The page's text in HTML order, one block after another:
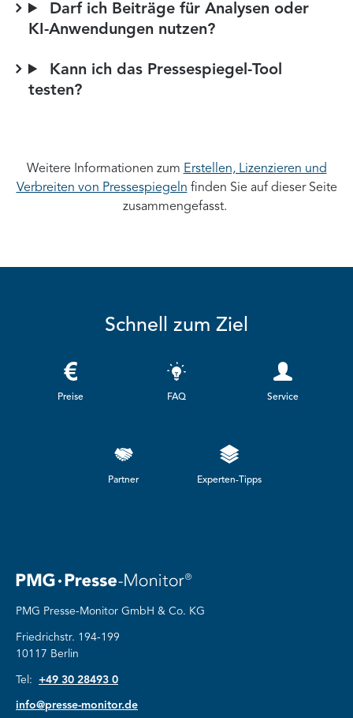
Darf ich Beiträge für Analysen oder
KI-Anwendungen nutzen?
Kann ich das Pressespiegel-Tool
testen?
Weitere Informationen zum Erstellen, Lizenzieren und
Verbreiten von Pressespiegeln finden Sie auf dieser Seite
zusammengefasst.
Schnell zum Ziel
Preise FAQ Service
Partner Experten-Tipps
PMG Presse-Monitor GmbH & Co. KG
Friedrichstr. 194-199
10117 Berlin
Tel: +49 30 28493 0
info@presse-monitor.de